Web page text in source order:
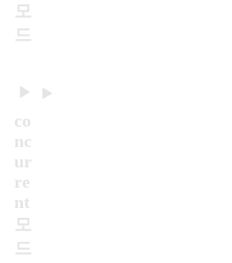
모
드
co
nc
ur
re
nt
모
드